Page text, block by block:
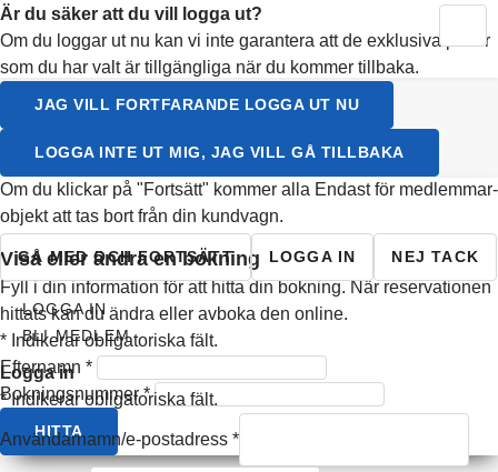
BLI MEDLEM
LOGGA IN
Välj ett språk
Är du säker att du vill logga ut?
Om du loggar ut nu kan vi inte garantera att de exklusiva priser
som du har valt är tillgängliga när du kommer tillbaka.
JAG VILL FORTFARANDE LOGGA UT NU
LOGGA INTE UT MIG, JAG VILL GÅ TILLBAKA
Om du klickar på "Fortsätt" kommer alla Endast för medlemmar-
objekt att tas bort från din kundvagn.
GÅ MED OCH FORTSÄTT LOGGA IN NEJ TACK
LOGGA IN
BLI MEDLEM
Logga in
*Indikerar obligatoriska fält.
Användarnamn/e-postadress *
visa eller ändra en bokning
Fyll i din information för att hitta din bokning. När reservationen
hittats kan du ändra eller avboka den online.
* Indikerar obligatoriska fält.
Efternamn *
Bokningsnummer*
HITTA